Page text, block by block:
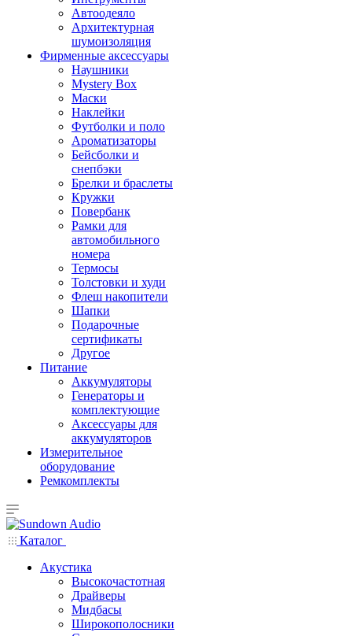
Автоодеяло
Архитектурная
шумоизоляция
Фирменные аксессуары
Наушники
Mystery Box
Маски
Наклейки
Футболки и поло
Ароматизаторы
Бейсболки и
снепбэки
Брелки и браслеты
Кружки
Повербанк
Рамки для
автомобильного
номера
Термосы
Толстовки и худи
Флеш накопители
Шапки
Подарочные
сертификаты
Другое
Питание
Аккумуляторы
Генераторы и
комплектующие
Аксессуары для
аккумуляторов
Измерительное
оборудование
Ремкомплекты
Каталог
Акустика
Высокочастотная
Драйверы
Мидбасы
Широкополосники